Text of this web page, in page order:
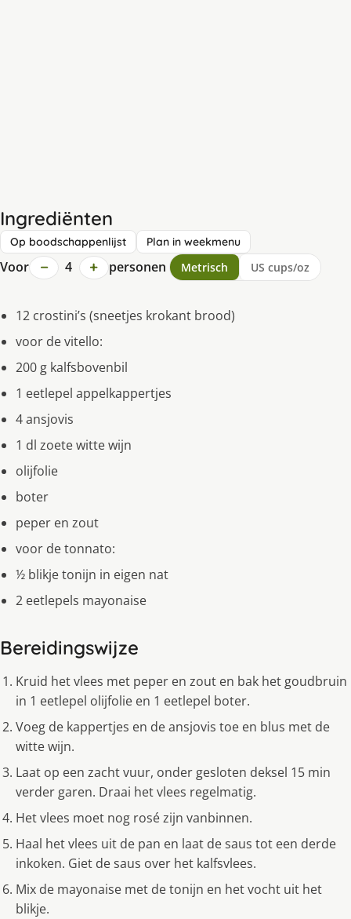
Ingrediënten
Op boodschappenlijst Plan in weekmenu
Voor − 4 + personen Metrisch US cups/oz
12 crostini’s (sneetjes krokant brood)
voor de vitello:
200 g kalfsbovenbil
1 eetlepel appelkappertjes
4 ansjovis
1 dl zoete witte wijn
olijfolie
boter
peper en zout
voor de tonnato:
½ blikje tonijn in eigen nat
2 eetlepels mayonaise
Bereidingswijze
Kruid het vlees met peper en zout en bak het goudbruin
in 1 eetlepel olijfolie en 1 eetlepel boter.
Voeg de kappertjes en de ansjovis toe en blus met de
witte wijn.
Laat op een zacht vuur, onder gesloten deksel 15 min
verder garen. Draai het vlees regelmatig.
Het vlees moet nog rosé zijn vanbinnen.
Haal het vlees uit de pan en laat de saus tot een derde
inkoken. Giet de saus over het kalfsvlees.
Mix de mayonaise met de tonijn en het vocht uit het
blikje.